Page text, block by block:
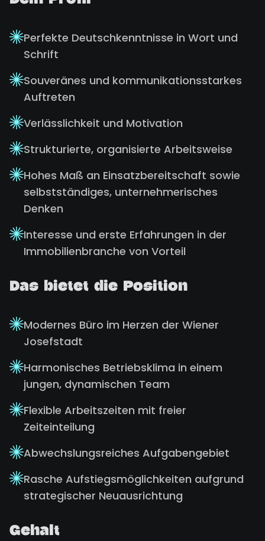
Perfekte Deutschkenntnisse in Wort und
Schrift
Souveränes und kommunikationsstarkes
Auftreten
Verlässlichkeit und Motivation
Strukturierte, organisierte Arbeitsweise
Hohes Maß an Einsatzbereitschaft sowie
selbstständiges, unternehmerisches
Denken
Interesse und erste Erfahrungen in der
Immobilienbranche von Vorteil
Das bietet die Position
Modernes Büro im Herzen der Wiener
Josefstadt
Harmonisches Betriebsklima in einem
jungen, dynamischen Team
Flexible Arbeitszeiten mit freier
Zeiteinteilung
Abwechslungsreiches Aufgabengebiet
Rasche Aufstiegsmöglichkeiten aufgrund
strategischer Neuausrichtung
Gehalt